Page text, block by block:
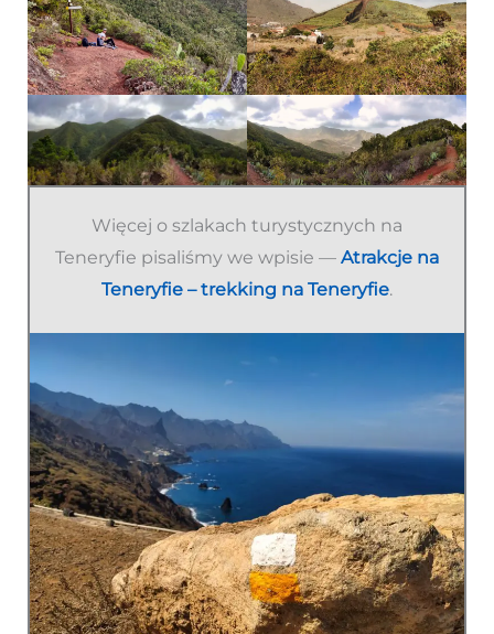
Więcej o szlakach turystycznych na
Teneryfie pisaliśmy we wpisie — Atrakcje na
Teneryfie – trekking na Teneryfie.